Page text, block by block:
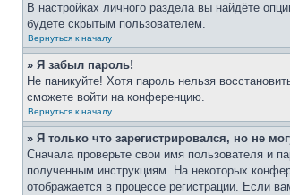
В настройках личного раздела вы найдёте
будете скрытым пользователем.
Вернуться к началу
» Я забыл пароль!
Не паникуйте! Хотя пароль нельзя
сможете войти на конференцию.
Вернуться к началу
» Я только что зарегистрировался, но не
Сначала проверьте свои имя пользователя и
полученным инструкциям. На некоторых
отображается в процессе регистрации. Если